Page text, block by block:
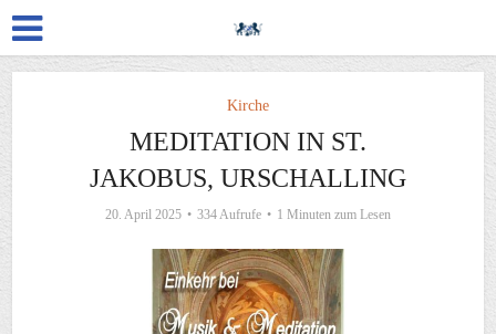
Kirche
MEDITATION IN ST.
JAKOBUS, URSCHALLING
20. April 2025 334 Aufrufe 1 Minuten zum Lesen